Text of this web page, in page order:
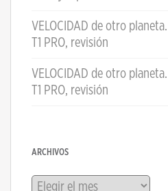
VELOCIDAD de otro
T1 PRO, revisión
VELOCIDAD de otro
T1 PRO, revisión
ARCHIVOS
Archivos